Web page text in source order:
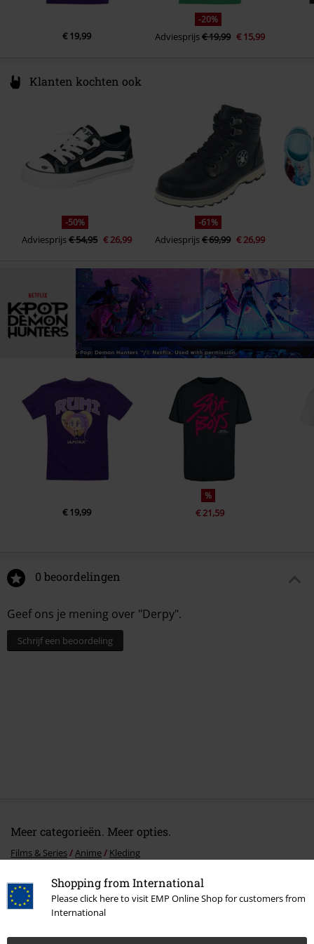
Shopping from International
Please click here to visit EMP Online Shop for customers from
International
€ 19,99
-20%
Adviesprijs€ 19,99 € 15,99
Klanten kochten ook
-50%
Adviesprijs€ 54,95 € 26,99
-61%
Adviesprijs€ 69,99 € 26,99
€ 19,99
%
€ 21,59
0 beoordelingen
Geef ons je mening over "Derpy".
Schrijf een beoordeling
Meer categorieën. Meer opties.
Films & Series Anime Kleding
Films & Series Kleding T-shirts en tops T-shirts
Films & Series Films en tv
Films & Series Films en tv Series Kleding T-shirts